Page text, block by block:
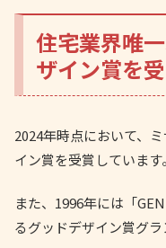
住宅業界唯
ザイン賞を
2024年時点において、
イン賞を受賞しています
また、1996年には「
るグッドデザイン賞グラ